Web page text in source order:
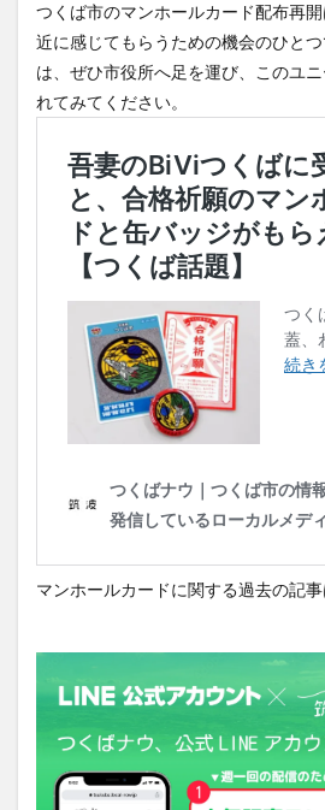
つくば市のマンホールカード配布再
近に感じてもらうための機会のひと
は、ぜひ市役所へ足を運び、このユ
れてみてください。
マンホールカードに関する過去の記